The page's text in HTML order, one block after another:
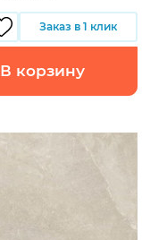
Заказ в 1 клик
В корзину